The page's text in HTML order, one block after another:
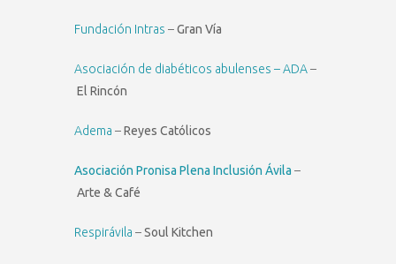
Fundación Intras –Gran Vía
Asociación de diabéticos abulenses – ADA–
El Rincón
Adema –Reyes Católicos
Asociación Pronisa Plena Inclusión Ávila –
Arte & Café
Respirávila –Soul Kitchen